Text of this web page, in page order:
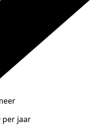
per jaar